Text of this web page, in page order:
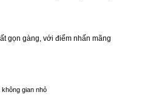
gọn gàng, với điểm nhấn mãng
gian nhỏ